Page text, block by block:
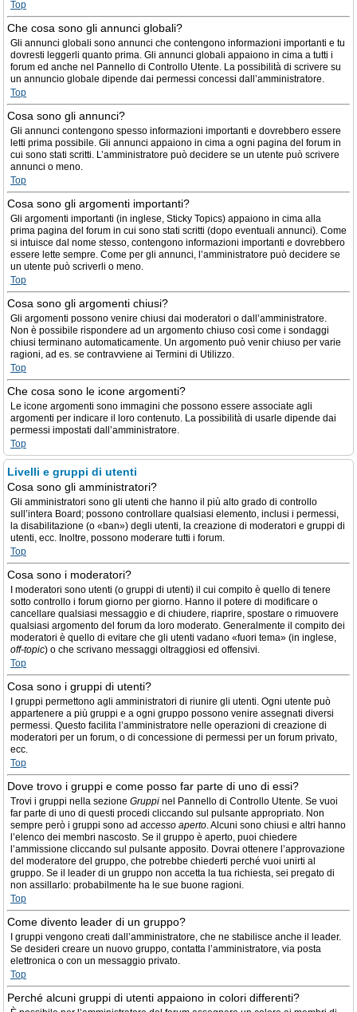
Top
Che cosa sono gli annunci globali?
Gli annunci globali sono annunci che contengono informazioni importanti e tu
dovresti leggerli quanto prima. Gli annunci globali appaiono in cima a tutti i
forum ed anche nel Pannello di Controllo Utente. La possibilità di scrivere su
un annuncio globale dipende dai permessi concessi dall’amministratore.
Top
Cosa sono gli annunci?
Gli annunci contengono spesso informazioni importanti e dovrebbero essere
letti prima possibile. Gli annunci appaiono in cima a ogni pagina del forum in
cui sono stati scritti. L’amministratore può decidere se un utente può scrivere
annunci o meno.
Top
Cosa sono gli argomenti importanti?
Gli argomenti importanti (in inglese, Sticky Topics) appaiono in cima alla
prima pagina del forum in cui sono stati scritti (dopo eventuali annunci). Come
si intuisce dal nome stesso, contengono informazioni importanti e dovrebbero
essere lette sempre. Come per gli annunci, l’amministratore può decidere se
un utente può scriverli o meno.
Top
Cosa sono gli argomenti chiusi?
Gli argomenti possono venire chiusi dai moderatori o dall’amministratore.
Non è possibile rispondere ad un argomento chiuso così come i sondaggi
chiusi terminano automaticamente. Un argomento può venir chiuso per varie
ragioni, ad es. se contravviene ai Termini di Utilizzo.
Top
Che cosa sono le icone argomenti?
Le icone argomenti sono immagini che possono essere associate agli
argomenti per indicare il loro contenuto. La possibilità di usarle dipende dai
permessi impostati dall’amministratore.
Top
Livelli e gruppi di utenti
Cosa sono gli amministratori?
Gli amministratori sono gli utenti che hanno il più alto grado di controllo
sull’intera Board; possono controllare qualsiasi elemento, inclusi i permessi,
la disabilitazione (o «ban») degli utenti, la creazione di moderatori e gruppi di
utenti, ecc. Inoltre, possono moderare tutti i forum.
Top
Cosa sono i moderatori?
I moderatori sono utenti (o gruppi di utenti) il cui compito è quello di tenere
sotto controllo i forum giorno per giorno. Hanno il potere di modificare o
cancellare qualsiasi messaggio e di chiudere, riaprire, spostare o rimuovere
qualsiasi argomento del forum da loro moderato. Generalmente il compito dei
moderatori è quello di evitare che gli utenti vadano «fuori tema» (in inglese,
off-topic) o che scrivano messaggi oltraggiosi ed offensivi.
Top
Cosa sono i gruppi di utenti?
I gruppi permettono agli amministratori di riunire gli utenti. Ogni utente può
appartenere a più gruppi e a ogni gruppo possono venire assegnati diversi
permessi. Questo facilita l’amministratore nelle operazioni di creazione di
moderatori per un forum, o di concessione di permessi per un forum privato,
ecc.
Top
Dove trovo i gruppi e come posso far parte di uno di essi?
Trovi i gruppi nella sezione Gruppi nel Pannello di Controllo Utente. Se vuoi
far parte di uno di questi procedi cliccando sul pulsante appropriato. Non
sempre però i gruppi sono ad accesso aperto. Alcuni sono chiusi e altri hanno
l’elenco dei membri nascosto. Se il gruppo è aperto, puoi chiedere
l’ammissione cliccando sul pulsante apposito. Dovrai ottenere l’approvazione
del moderatore del gruppo, che potrebbe chiederti perché vuoi unirti al
gruppo. Se il leader di un gruppo non accetta la tua richiesta, sei pregato di
non assillarlo: probabilmente ha le sue buone ragioni.
Top
Come divento leader di un gruppo?
I gruppi vengono creati dall’amministratore, che ne stabilisce anche il leader.
Se desideri creare un nuovo gruppo, contatta l’amministratore, via posta
elettronica o con un messaggio privato.
Top
Perché alcuni gruppi di utenti appaiono in colori differenti?